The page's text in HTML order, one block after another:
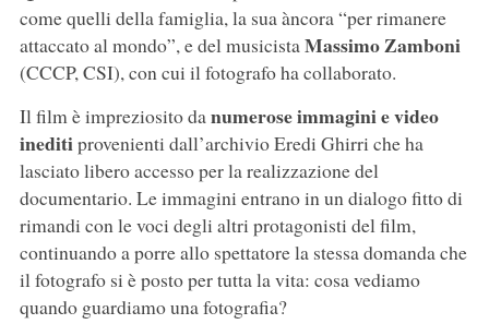
come quelli della famiglia, la sua àncora “per rimanere
attaccato al mondo”, e del musicistaMassimo Zamboni
(CCCP, CSI), con cui il fotografo ha collaborato.
Il film è impreziosito danumerose immagini e video
ineditiprovenienti dall’archivio Eredi Ghirri che ha
lasciato libero accesso per la realizzazione del
documentario. Le immagini entrano in un dialogo fitto di
rimandi con le voci degli altri protagonisti del film,
continuando a porre allo spettatore la stessa domanda che
il fotografo si è posto per tutta la vita: cosa vediamo
quando guardiamo una fotografia?